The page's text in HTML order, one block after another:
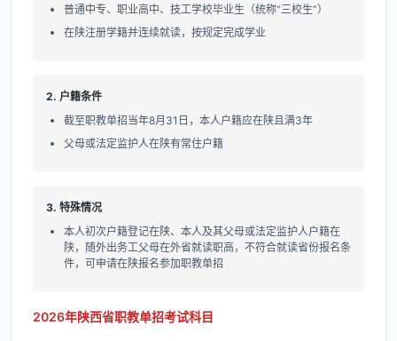
普通中专、职业高中、技工学校毕业生（统称“三校生”）
在陕注册学籍并连续就读，按规定完成学业
2. 户籍条件
截至职教单招当年8月31日，本人户籍应在陕且满3年
父母或法定监护人在陕有常住户籍
3. 特殊情况
本人初次户籍登记在陕、本人及其父母或法定监护人户籍在
陕，随外出务工父母在外省就读职高，不符合就读省份报名条
件，可申请在陕报名参加职教单招
2026年陕西省职教单招考试科目